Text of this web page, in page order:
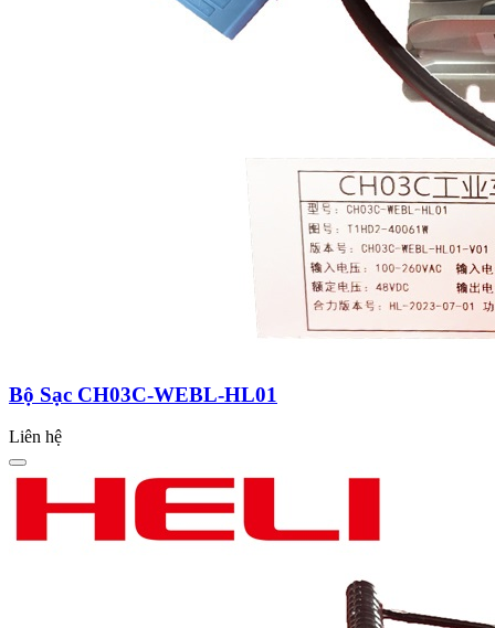
Bộ Sạc CH03C-WEBL-HL01
Liên hệ